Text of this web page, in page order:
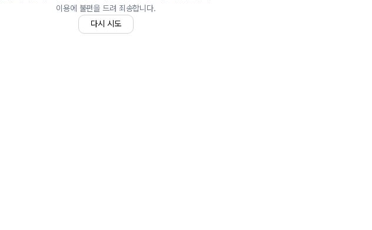
이용에 불편을 드려 죄송합니다.
다시 시도